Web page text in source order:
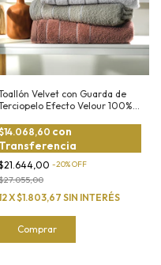
Velvet con Guarda de
Efecto Velour 100%
-20%OFF
con
Transferencia
X$1.803,67 SIN INTERÉS
Comprar